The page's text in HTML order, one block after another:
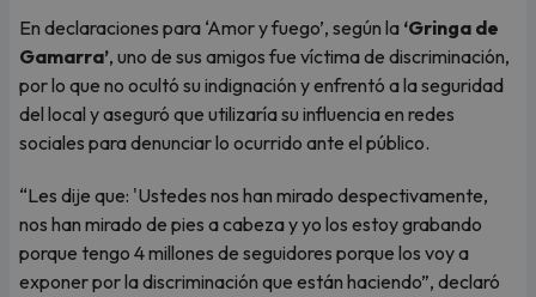
En declaraciones para ‘Amor y fuego’, según la ‘Gringa de
Gamarra’, uno de sus amigos fue víctima de discriminación,
por lo que no ocultó su indignación y enfrentó a la seguridad
del local y aseguró que utilizaría su influencia en redes
sociales para denunciar lo ocurrido ante el público.
“Les dije que: 'Ustedes nos han mirado despectivamente,
nos han mirado de pies a cabeza y yo los estoy grabando
porque tengo 4 millones de seguidores porque los voy a
exponer por la discriminación que están haciendo”, declaró